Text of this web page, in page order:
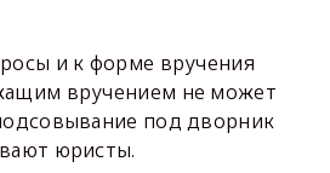
и к форме вручения
вручением не может
под дворник
юристы.